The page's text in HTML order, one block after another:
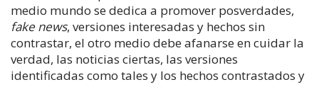
medio mundo se dedica a promover posverdades,
fake news, versiones interesadas y hechos sin
contrastar, el otro medio debe afanarse en cuidar la
verdad, las noticias ciertas, las versiones
identificadas como tales y los hechos contrastados y